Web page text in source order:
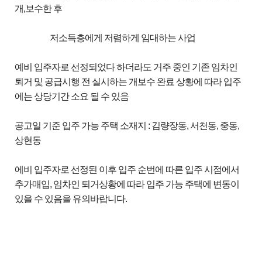
개,보수한 후
저소득층에게 저렴하게 임대하는 사업
예비 입주자로 선정되었다 하더라도 거주 중인 기존 임차인
퇴거 및 공급시행 전 실시하는 개보수 완료 상황에 따라 입주
에는 상당기간 소요 될 수 있음
공고일 기준 입주 가능 주택 소재지 : 김량장동, 서천동, 중동,
상현동
에비 입주자로 선정된 이후 입주 순번에 따른 입주 시점에서
추가매입, 임차인 퇴거상황에 따라 입주 가능 주택에 변동이
있을 수 있음을 유의바랍니다.